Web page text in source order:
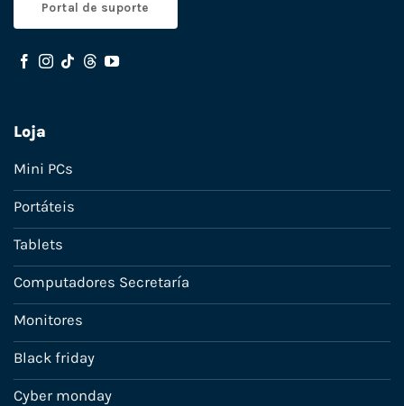
Portal de suporte
Loja
Mini PCs
Portáteis
Tablets
Computadores Secretaría
Monitores
Black friday
Cyber monday